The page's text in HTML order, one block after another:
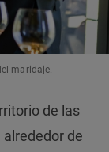
maridaje.
de las
de